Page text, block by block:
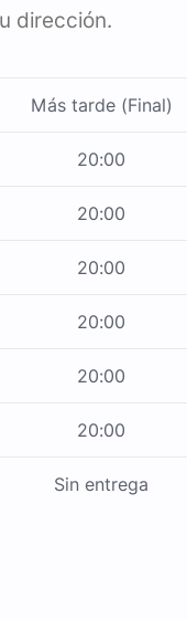
dirección.
Más tarde (Final)
20:00
20:00
20:00
20:00
20:00
20:00
Sin entrega